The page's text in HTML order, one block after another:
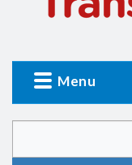
Menu